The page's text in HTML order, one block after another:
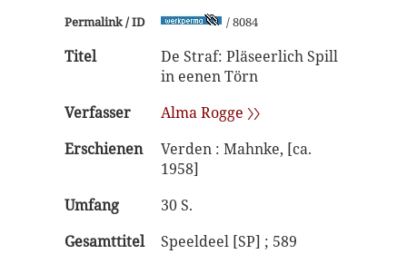
Permalink / ID / 8084
Titel
De Straf: Pläseerlich Spill
in eenen Törn
Verfasser
Alma Rogge 〉〉
Erschienen
Verden : Mahnke, [ca.
1958]
Umfang
30 S.
Gesamttitel
Speeldeel [SP] ; 589